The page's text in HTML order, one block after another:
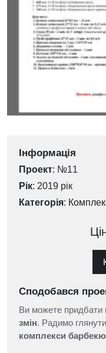
Інформація
Проект: №11
Рік: 2019 рік
Категорія:
Сподобався
Ви можете придбати
змін. Радимо глянути
комплекси барбекю